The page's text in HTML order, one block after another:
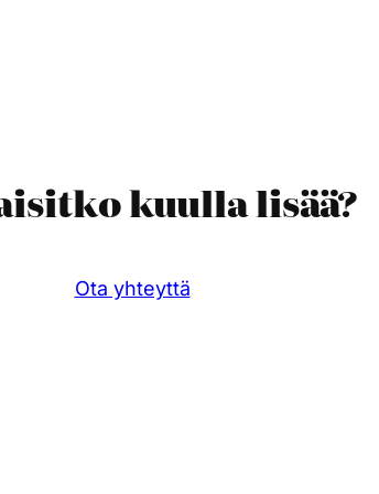
kuulla lisää?
Ota yhteyttä